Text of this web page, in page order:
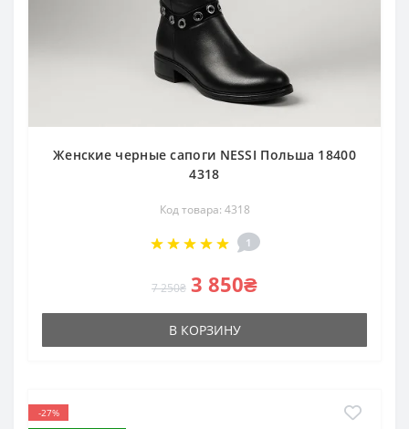
Женские черные сапоги NESSI Польша 18400
4318
Код товара: 4318
1
7 250₴ 3 850₴
В КОРЗИНУ
-27%